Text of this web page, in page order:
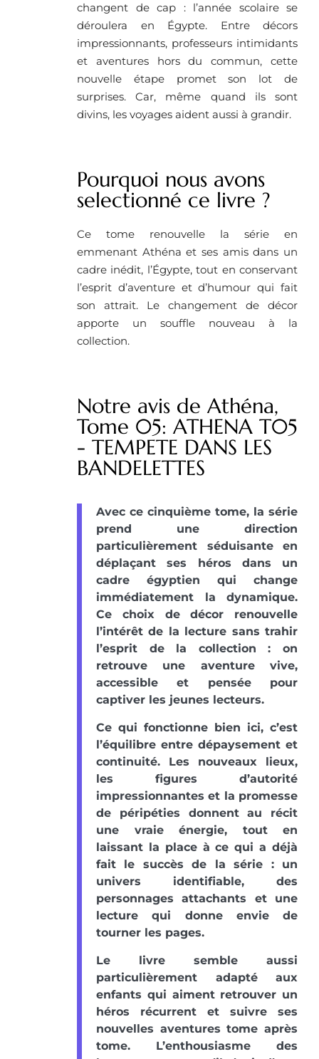
changent de cap : l’année scolaire se
déroulera en Égypte. Entre décors
impressionnants, professeurs intimidants
et aventures hors du commun, cette
nouvelle étape promet son lot de
surprises. Car, même quand ils sont
divins, les voyages aident aussi à grandir.
Pourquoi nous avons
selectionné ce livre ?
Ce tome renouvelle la série en
emmenant Athéna et ses amis dans un
cadre inédit, l’Égypte, tout en conservant
l’esprit d’aventure et d’humour qui fait
son attrait. Le changement de décor
apporte un souffle nouveau à la
collection.
Notre avis de Athéna,
Tome 05: ATHENA T05
- TEMPETE DANS LES
BANDELETTES
Avec ce cinquième tome, la série
prend une direction
particulièrement séduisante en
déplaçant ses héros dans un
cadre égyptien qui change
immédiatement la dynamique.
Ce choix de décor renouvelle
l’intérêt de la lecture sans trahir
l’esprit de la collection : on
retrouve une aventure vive,
accessible et pensée pour
captiver les jeunes lecteurs.
Ce qui fonctionne bien ici, c’est
l’équilibre entre dépaysement et
continuité. Les nouveaux lieux,
les figures d’autorité
impressionnantes et la promesse
de péripéties donnent au récit
une vraie énergie, tout en
laissant la place à ce qui a déjà
fait le succès de la série : un
univers identifiable, des
personnages attachants et une
lecture qui donne envie de
tourner les pages.
Le livre semble aussi
particulièrement adapté aux
enfants qui aiment retrouver un
héros récurrent et suivre ses
nouvelles aventures tome après
tome. L’enthousiasme des